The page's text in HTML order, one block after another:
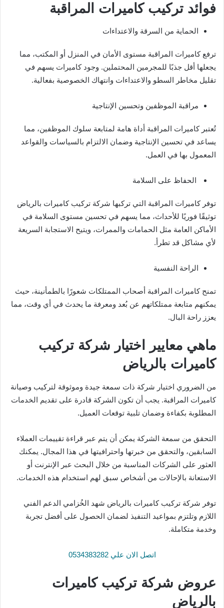
فوائد تركيب كاميرات المراقبة
الحماية من السرقة والاعتداءات
ترفع كاميرات المراقبة مستوى الأمان في المنزل أو المكتب، مما
يجعلها أقل جذبًا للمجرمين المحتملين. وجود كاميرات يسهم في
تقليل مخاطر السطو والاعتداءات وانتهاك الخصوصية بفعالية.
مراقبة الموظفين وتحسين الإنتاجية
تُعتبر كاميرات المراقبة أداة هامة لمتابعة سلوك الموظفين، مما
يساعد في تحسين الإنتاجية وضمان الالتزام بالسياسات والقواعد
المعمول بها في العمل.
الحفاظ على السلامة
توفر كاميرات المراقبة التي تركبها شركة تركيب كاميرات بالرياض
توثيقًا فوريًا للأحداث، مما يسهم في تحسين مستوى السلامة في
الأماكن العامة مثل الحمامات والممرات، ويتيح الاستجابة السريعة
لأي مشاكل قد تطرأ.
الراحة النفسية
تمنح كاميرات المراقبة أصحاب الممتلكات شعورًا بالطمأنينة، حيث
يمكنهم متابعة ممتلكاتهم عن بُعد ومعرفة ما يحدث في أي وقت، مما
يعزز راحة البال.
ماهي معايير اختيار شركة تركيب
كاميرات بالرياض
من الضروري اختيار شركة ذات سمعة جيدة وموثوقة لتركيب وصيانة
كاميرات المراقبة. يجب أن تكون الشركة قادرة على تقديم الخدمات
المطلوبة بكفاءة وضمان تلبية توقعات العميل.
التحقق من سمعة الشركة يمكن أن يتم عبر قراءة تقييمات العملاء
السابقين، والتحقق من خبرتها واحترافيتها في هذا المجال. يمكنك
العثور على الشركات المناسبة من خلال البحث عبر الإنترنت أو
الاستعانة بالإحالات من أشخاص سبق لهم استخدام هذه الخدمات.
توفر شركة تركيب كاميرات بالرياض شهد الخُزامي الدعم الفني
اللازم وتلتزم بمواعيد التنفيذ لضمان الحصول على أفضل تجربة
وخدمة متكاملة.
اتصل الان علي 0534383282
عروض شركة تركيب كاميرات
بالرياض